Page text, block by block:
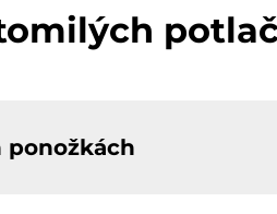
ponožkách